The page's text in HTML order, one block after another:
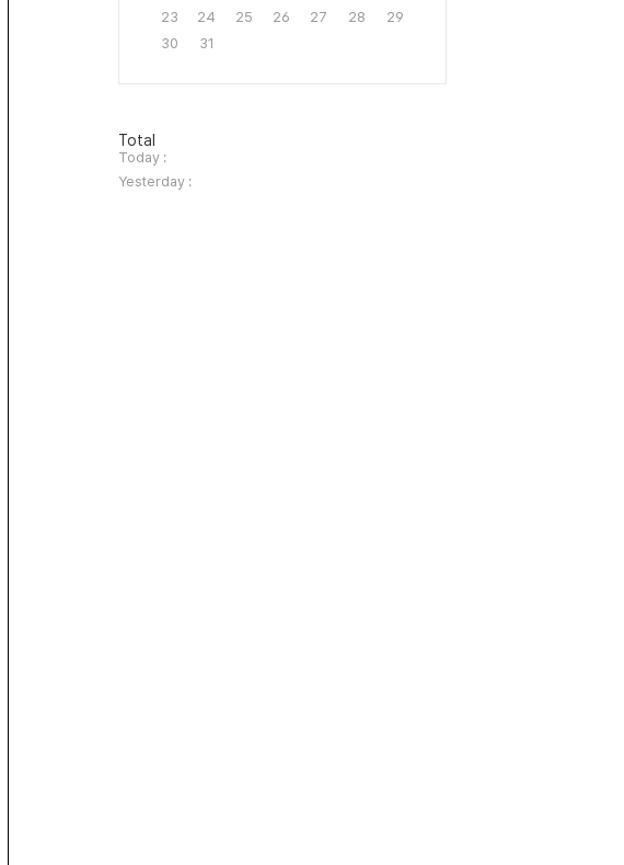
23
24 25 26 27 28
29
30
31
방
문
자
수
Total
Today :
Yesterday :